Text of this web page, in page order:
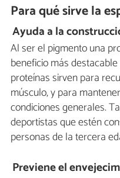
Para qué sirve la
Ayuda a la
Al ser el pigmento una
beneficio más
proteínas sirven para
músculo, y para
condiciones generales.
deportistas que estén
personas de la tercera
Previene el